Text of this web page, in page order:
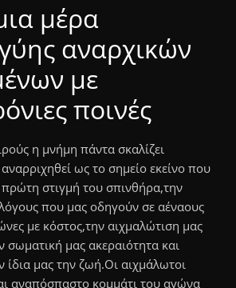
μέρα
αναρχικών
με
ποινές
η μνήμη πάντα σκαλίζει
ως το σημείο εκείνο που
πρώτη στιγμή του σπινθήρα,την
που μας οδηγούν σε αέναους
με κόστος,την αιχμαλώτιση μας
σωματική μας ακεραιότητα και
ίδια μας την ζωή.Οι αιχμάλωτοι
αναπόσπαστο κομμάτι του αγώνα